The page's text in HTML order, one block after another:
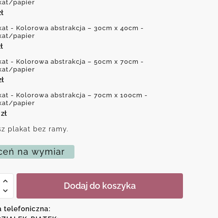
papier
- Kolorowa abstrakcja – 30cm x 40cm -
papier
- Kolorowa abstrakcja – 50cm x 70cm -
papier
- Kolorowa abstrakcja – 70cm x 100cm -
papier
zł
plakat bez ramy.
na wymiar
Dodaj do koszyka
telefoniczna: